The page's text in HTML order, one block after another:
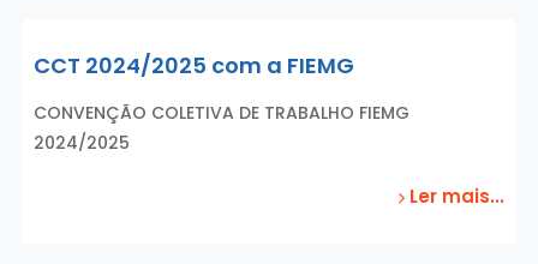
CCT 2024/2025 com a FIEMG
CONVENÇÃO COLETIVA DE TRABALHO FIEMG
2024/2025
Ler mais...